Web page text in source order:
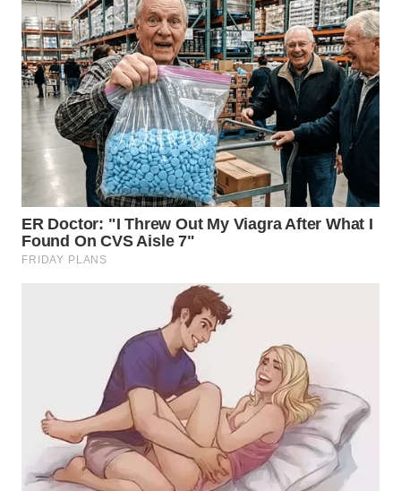
WN
DANAU
TOBA
WN
NIAS
WN
LANGKAT
WN
WN